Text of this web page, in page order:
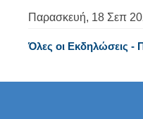
Παρασκευή, 18 Σεπ
Όλες οι Εκδηλώσεις -